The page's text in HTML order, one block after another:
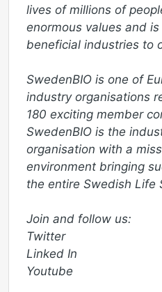
lives of millions of
enormous values and
beneficial industries to
SwedenBIO is one of
industry organisations
180 exciting member
SwedenBIO is the
organisation with a
environment bringing
the entire Swedish Life
Join and follow us:
Twitter
Linked In
Youtube